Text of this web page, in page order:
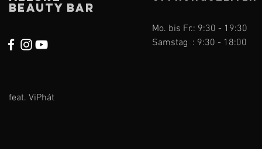
Beauty Bar
feat. ViPhát
Mo. bis Fr.: 9:30 - 19:30
Samstag : 9:30 - 18:00